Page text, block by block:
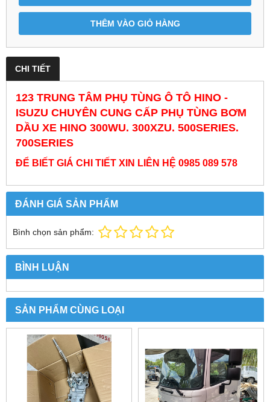
THÊM VÀO GIỎ HÀNG
CHI TIẾT
123 TRUNG TÂM PHỤ TÙNG Ô TÔ HINO -
ISUZU CHUYÊN CUNG CẤP PHỤ TÙNG BƠM
DẦU XE HINO 300WU. 300XZU. 500SERIES.
700SERIES
ĐỂ BIẾT GIÁ CHI TIẾT XIN LIÊN HỆ 0985 089 578
ĐÁNH GIÁ SẢN PHẨM
Bình chọn sản phẩm:
BÌNH LUẬN
SẢN PHẨM CÙNG LOẠI